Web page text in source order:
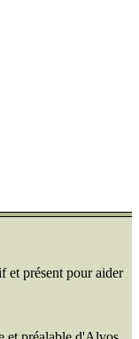
et présent pour aider